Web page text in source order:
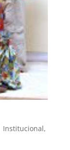
Institucional,